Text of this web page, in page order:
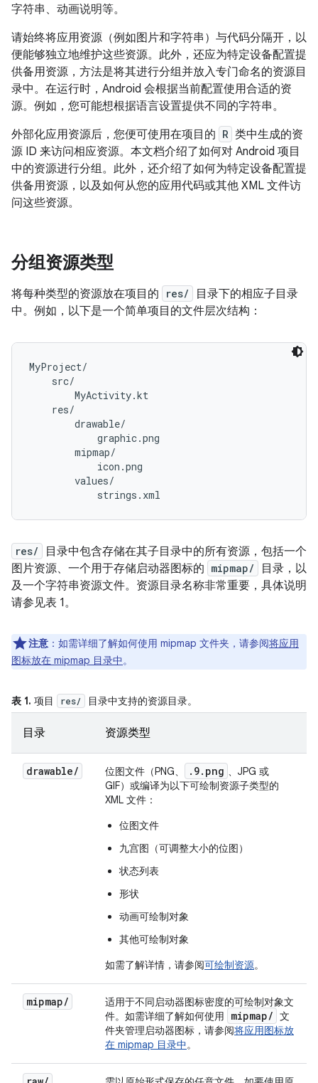
字符串、动画说明等。
请始终将应用资源（例如图片和字符串）与代码分隔开，以
便能够独立地维护这些资源。此外，还应为特定设备配置提
供备用资源，方法是将其进行分组并放入专门命名的资源目
录中。在运行时，Android 会根据当前配置使用合适的资
源。例如，您可能想根据语言设置提供不同的字符串。
外部化应用资源后，您便可使用在项目的 R 类中生成的资
源 ID 来访问相应资源。本文档介绍了如何对 Android 项目
中的资源进行分组。此外，还介绍了如何为特定设备配置提
供备用资源，以及如何从您的应用代码或其他 XML 文件访
问这些资源。
分组资源类型
将每种类型的资源放在项目的 res/
目录下的相应子目录
中。例如，以下是一个简单项目的文件层次结构：
MyProject/
    src/
        MyActivity.kt
    res/
        drawable/
            graphic.png
        mipmap/
            icon.png
        values/
res/
目录中包含存储在其子目录中的所有资源，包括一个
图片资源、一个用于存储启动器图标的 mipmap/
目录，以
及一个字符串资源文件。资源目录名称非常重要，具体说明
请参见表 1。
注意 ：如需详细了解如何使用 mipmap 文件夹，请参阅将应用
图标放在 mipmap 目录中。
表 1. 项目 res/ 目录中支持的资源目录。
目录 资源类型
drawable/ 位图文件（PNG、 .9.png 、JPG 或
GIF）或编译为以下可绘制资源子类型的
XML 文件：
位图文件
九宫图（可调整大小的位图）
状态列表
形状
动画可绘制对象
其他可绘制对象
如需了解详情，请参阅可绘制资源。
mipmap/
适用于不同启动器图标密度的可绘制对象文
件。如需详细了解如何使用
mipmap/ 文
件夹管理启动器图标，请参阅将应用图标放
在 mipmap 目录中。